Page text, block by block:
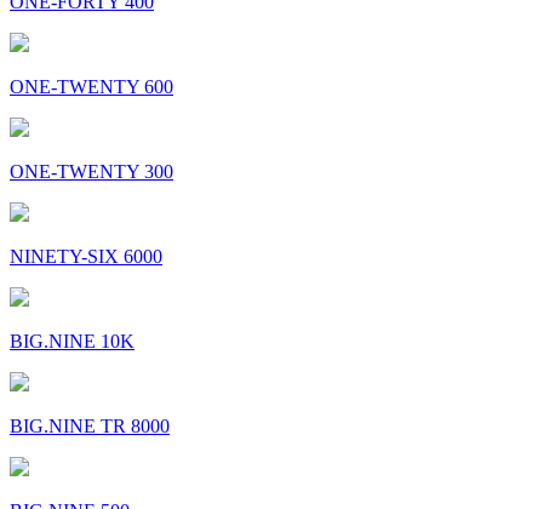
ONE-TWENTY 600
ONE-TWENTY 300
NINETY-SIX 6000
BIG.NINE 10K
BIG.NINE TR 8000